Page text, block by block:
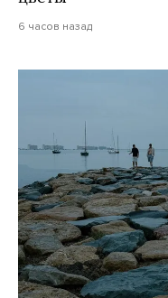
6 часов назад